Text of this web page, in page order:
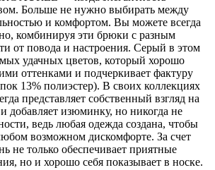
Больше не нужно выбирать между
и комфортом. Вы можете всегда
комбинируя эти брюки с разным
от повода и настроения. Серый в этом
удачных цветов, который хорошо
оттенками и подчеркивает фактуру
13% полиэстер). В своих коллекциях
представляет собственный взгляд на
добавляет изюминку, но никогда не
ведь любая одежда создана, чтобы
возможном дискомфорте. За счет
не только обеспечивает приятные
но и хорошо себя показывает в носке.